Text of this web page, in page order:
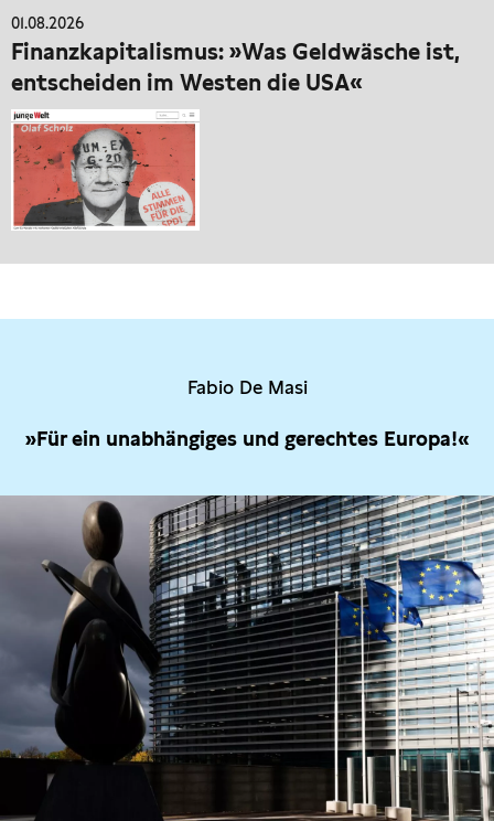
01.08.2026
Finanzkapitalismus: »Was Geldwäsche ist,
entscheiden im Westen die USA«
Fabio De Masi
»Für ein unabhängiges und gerechtes Europa!«